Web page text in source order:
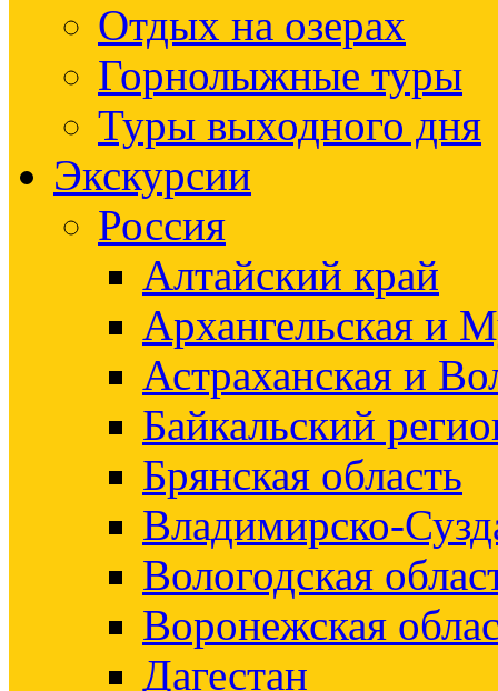
Отдых на озерах
Горнолыжные туры
Туры выходного дня
Экскурсии
Россия
Алтайский край
Архангельская и
Астраханская и
Байкальский
Брянская область
Владимирско-
Вологодская
Воронежская
Дагестан